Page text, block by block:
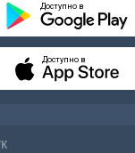
Доступно в
Доступно в